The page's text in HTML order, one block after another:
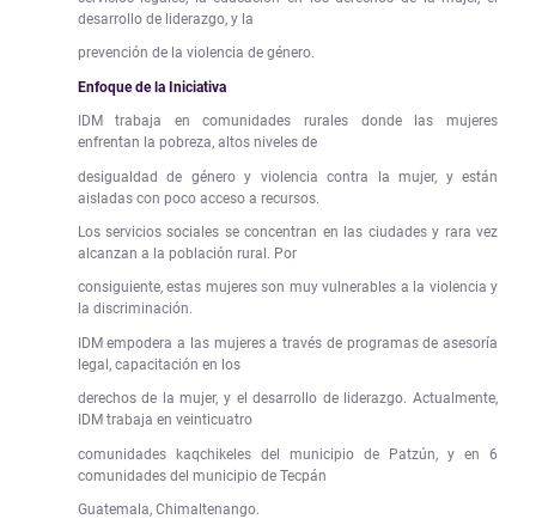
desarrollo de liderazgo, y la
prevención de la violencia de género.
Enfoque de la Iniciativa
IDM trabaja en comunidades rurales donde las mujeres
enfrentan la pobreza, altos niveles de
desigualdad de género y violencia contra la mujer, y están
aisladas con poco acceso a recursos.
Los servicios sociales se concentran en las ciudades y rara vez
alcanzan a la población rural. Por
consiguiente, estas mujeres son muy vulnerables a la violencia y
la discriminación.
IDM empodera a las mujeres a través de programas de asesoría
legal, capacitación en los
derechos de la mujer, y el desarrollo de liderazgo. Actualmente,
IDM trabaja en veinticuatro
comunidades kaqchikeles del municipio de Patzún, y en 6
comunidades del municipio de Tecpán
Guatemala, Chimaltenango.